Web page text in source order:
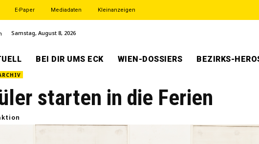
E-Paper Mediadaten Kleinanzeigen
Samstag, August 8, 2026
BEI DIR UMS ECK WIEN-DOSSIERS BEZIRKS-
starten in die Ferien